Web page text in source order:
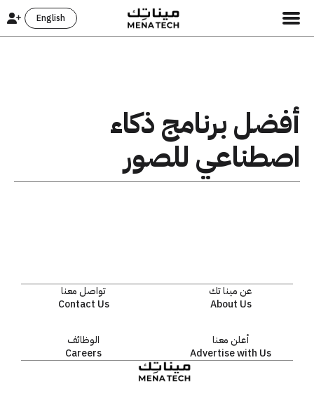
English
أفضل برنامج ذكاء
اصطناعي للصور
عن مينا تك
About Us
تواصل معنا
Contact Us
أعلن معنا
Advertise with Us
الوظائف
Careers